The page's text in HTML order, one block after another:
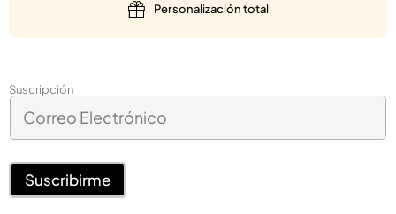
Personalización total
Suscripción
E
t
ó
C
r
r
o
Suscribirme